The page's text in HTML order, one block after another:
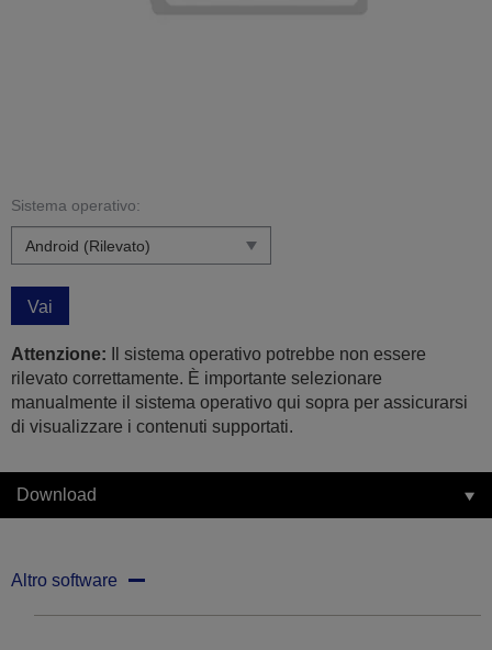
Sistema operativo:
Vai
Attenzione: Il sistema operativo potrebbe non essere
rilevato correttamente. È importante selezionare
manualmente il sistema operativo qui sopra per assicurarsi
di visualizzare i contenuti supportati.
Download
Altro software